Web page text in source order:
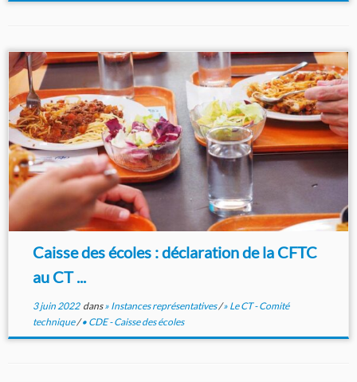
Caisse des écoles : déclaration de la CFTC
au CT ...
3 juin 2022dans» Instances représentatives/» Le CT - Comité
technique/• CDE - Caisse des écoles